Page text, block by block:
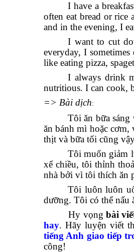
I have a
often eat bread or
and in the evening, I
I want to cut
everyday, I
like eating pizza,
I always drink
nutritious. I can cook,
=> Bài dịch:
Tôi ăn bữa
ăn bánh mì hoặc
thịt và bữa tối cũng
Tôi muốn giảm
xế chiều, tôi thỉnh
nhà bởi vì tôi thích ăn
Tôi luôn luôn
dưỡng. Tôi có thể nấu
Hy vọng bài
hay. Hãy luyện viết
tiếng Anh giao tiếp
công!